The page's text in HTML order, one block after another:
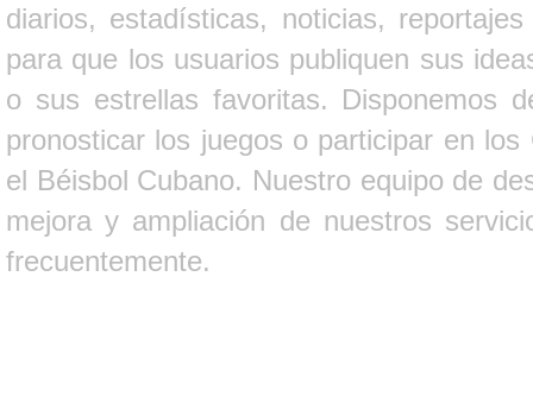
diarios, estadísticas, noticias,
para que los usuarios publiquen sus
o sus estrellas favoritas. Disponemos
pronosticar los juegos o participar en
el Béisbol Cubano. Nuestro equipo de
mejora y ampliación de nuestros
frecuentemente.